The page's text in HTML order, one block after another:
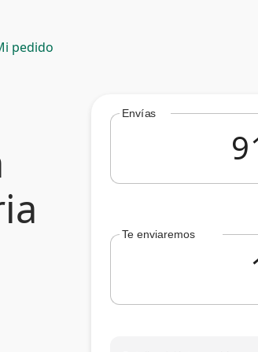
pedido
Envías
Te enviaremos